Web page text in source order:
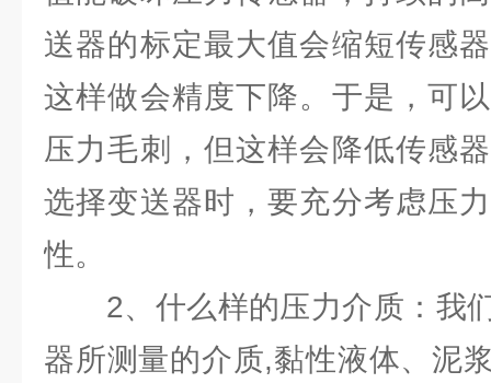
送器的标定最大值会缩短传感
这样做会精度下降。于是，可
压力毛刺，但这样会降低传感
选择变送器时，要充分考虑压
性。
2、什么样的压力介质：我
器所测量的介质,黏性液体、泥